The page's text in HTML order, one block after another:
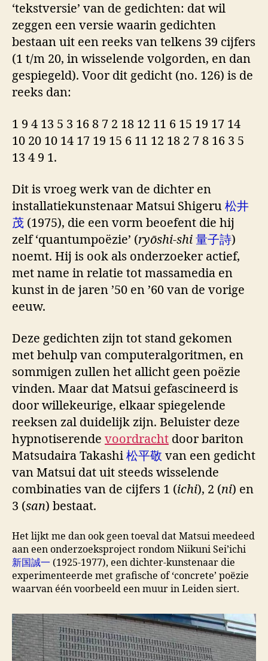
‘tekstversie’ van de gedichten: dat wil
zeggen een versie waarin gedichten
bestaan uit een reeks van telkens 39 cijfers
(1 t/m 20, in wisselende volgorden, en dan
gespiegeld). Voor dit gedicht (no. 126) is de
reeks dan:
1 9 4 13 5 3 16 8 7 2 18 12 11 6 15 19 17 14
10 20 10 14 17 19 15 6 11 12 18 2 7 8 16 3 5
13 4 9 1.
Dit is vroeg werk van de dichter en
installatiekunstenaar Matsui Shigeru 松井
茂 (1975), die een vorm beoefent die hij
zelf ‘quantumpoëzie’ (ryōshi-shi 量子詩)
noemt. Hij is ook als onderzoeker actief,
met name in relatie tot massamedia en
kunst in de jaren ’50 en ’60 van de vorige
eeuw.
Deze gedichten zijn tot stand gekomen
met behulp van computeralgoritmen, en
sommigen zullen het allicht geen poëzie
vinden. Maar dat Matsui gefascineerd is
door willekeurige, elkaar spiegelende
reeksen zal duidelijk zijn. Beluister deze
hypnotiserende voordracht door bariton
Matsudaira Takashi松平敬 van een gedicht
van Matsui dat uit steeds wisselende
combinaties van de cijfers 1 (ichi), 2 (ni) en
3 (san) bestaat.
Het lijkt me dan ook geen toeval dat Matsui meedeed
aan een onderzoeksproject rondom Niikuni Sei’ichi
新国誠一 (1925-1977), een dichter-kunstenaar die
experimenteerde met grafische of ‘concrete’ poëzie
waarvan één voorbeeld een muur in Leiden siert.